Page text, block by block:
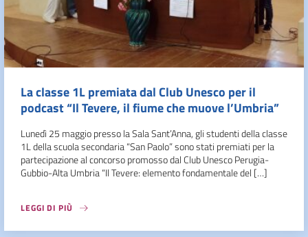
La classe 1L premiata dal Club Unesco per il
podcast “Il Tevere, il fiume che muove l’Umbria”
Lunedì 25 maggio presso la Sala Sant’Anna, gli studenti della classe
1L della scuola secondaria “San Paolo” sono stati premiati per la
partecipazione al concorso promosso dal Club Unesco Perugia-
Gubbio-Alta Umbria “Il Tevere: elemento fondamentale del […]
LEGGI DI PIÙ